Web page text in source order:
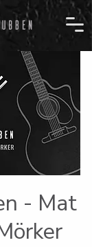
- Mat